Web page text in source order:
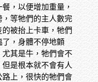
，以便增加重量，
等牠們的主人數完
被抬上卡車，牠們
，身體不停地顫
其是牛，牠們會不
是根本就不會有人
路上，很快的牠們會